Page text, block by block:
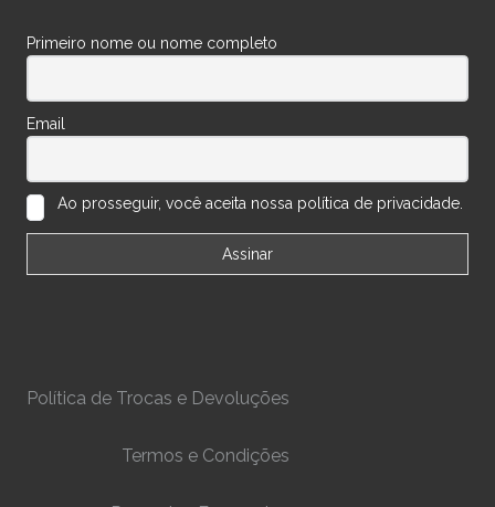
Primeiro nome ou nome completo
Email
Ao prosseguir, você aceita nossa política de privacidade.
Política de Trocas e Devoluções
Termos e Condições